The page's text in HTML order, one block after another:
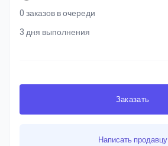
0 заказов в очереди
3 дня выполнения
Заказать
Написать продавцу